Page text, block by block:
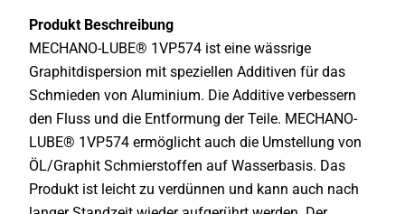
Produkt Beschreibung
MECHANO-LUBE® 1VP574 ist eine wässrige
Graphitdispersion mit speziellen Additiven für das
Schmieden von Aluminium. Die Additive verbessern
den Fluss und die Entformung der Teile. MECHANO-
LUBE® 1VP574 ermöglicht auch die Umstellung von
ÖL/Graphit Schmierstoffen auf Wasserbasis. Das
Produkt ist leicht zu verdünnen und kann auch nach